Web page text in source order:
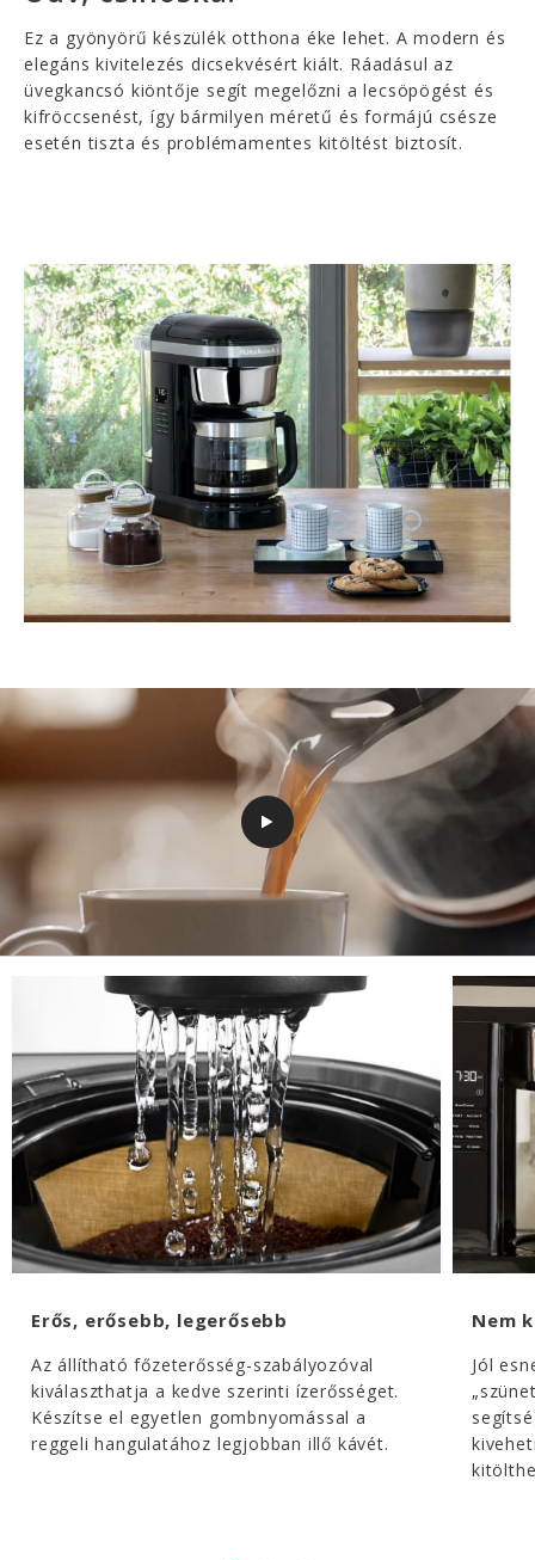
Ez a gyönyörű készülék otthona éke lehet. A modern és
elegáns kivitelezés dicsekvésért kiált. Ráadásul az
üvegkancsó kiöntője segít megelőzni a lecsöpögést és
kifröccsenést, így bármilyen méretű és formájú csésze
esetén tiszta és problémamentes kitöltést biztosít.
Erős, erősebb, legerősebb
Az állítható főzeterősség-szabályozóval
kiválaszthatja a kedve szerinti ízerősséget.
Készítse el egyetlen gombnyomással a
reggeli hangulatához legjobban illő kávét.
Nem
Jól